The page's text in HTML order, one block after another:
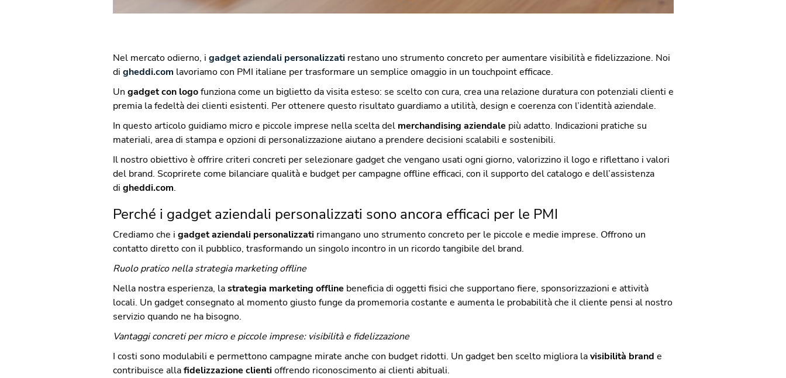
Nel mercato odierno, i gadget aziendali personalizzati restano uno strumento concreto per aumentare visibilità e fidelizzazione. Noi
di gheddi.com lavoriamo con PMI italiane per trasformare un semplice omaggio in un touchpoint efficace.
Un gadget con logo funziona come un biglietto da visita esteso: se scelto con cura, crea una relazione duratura con potenziali clienti e
premia la fedeltà dei clienti esistenti. Per ottenere questo risultato guardiamo a utilità, design e coerenza con l’identità aziendale.
In questo articolo guidiamo micro e piccole imprese nella scelta del merchandising aziendale più adatto. Indicazioni pratiche su
materiali, area di stampa e opzioni di personalizzazione aiutano a prendere decisioni scalabili e sostenibili.
Il nostro obiettivo è offrire criteri concreti per selezionare gadget che vengano usati ogni giorno, valorizzino il logo e riflettano i valori
del brand. Scoprirete come bilanciare qualità e budget per campagne offline efficaci, con il supporto del catalogo e dell’assistenza
di gheddi.com.
Perché i gadget aziendali personalizzati sono ancora efficaci per le PMI
Crediamo che i gadget aziendali personalizzati rimangano uno strumento concreto per le piccole e medie imprese. Offrono un
contatto diretto con il pubblico, trasformando un singolo incontro in un ricordo tangibile del brand.
Ruolo pratico nella strategia marketing offline
Nella nostra esperienza, la strategia marketing offline beneficia di oggetti fisici che supportano fiere, sponsorizzazioni e attività
locali. Un gadget consegnato al momento giusto funge da promemoria costante e aumenta le probabilità che il cliente pensi al nostro
servizio quando ne ha bisogno.
Vantaggi concreti per micro e piccole imprese: visibilità e fidelizzazione
I costi sono modulabili e permettono campagne mirate anche con budget ridotti. Un gadget ben scelto migliora la visibilità brand e
contribuisce alla fidelizzazione clienti offrendo riconoscimento ai clienti abituali.